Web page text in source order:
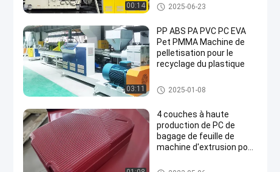
00:14
machine en plastique d'extrusi
on de feuille
2025-06-23
03:11
PP ABS PA PVC PC EVA
Pet PMMA Machine de
pelletisation pour le
recyclage du plastique
machine de réutilisation en pla
stique de granule
2025-01-08
4 couches à haute
production de PC de
bagage de feuille de
machine d'extrusion pour
chariot
bagage faisant la machine